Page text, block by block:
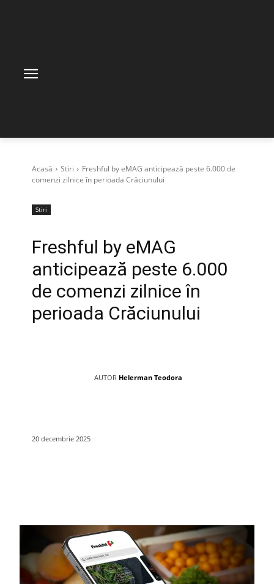
Acasă Stiri
Freshful by eMAG anticipează peste 6.000 de
comenzi zilnice în perioada Crăciunului
Stiri
Freshful by eMAG
anticipează peste 6.000
de comenzi zilnice în
perioada Crăciunului
AUTOR Helerman Teodora
20 decembrie 2025